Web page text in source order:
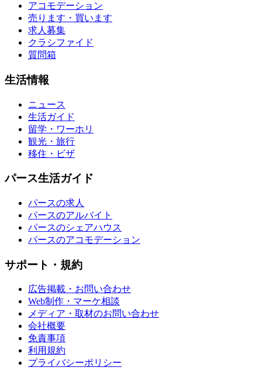
アコモデーション
売ります・買います
求人募集
クラシファイド
質問箱
生活情報
ニュース
生活ガイド
留学・ワーホリ
観光・旅行
移住・ビザ
パース生活ガイド
パースの求人
パースのアルバイト
パースのシェアハウス
パースのアコモデーション
サポート・規約
広告掲載・お問い合わせ
Web制作・マーケ相談
メディア・取材のお問い合わせ
会社概要
免責事項
利用規約
プライバシーポリシー